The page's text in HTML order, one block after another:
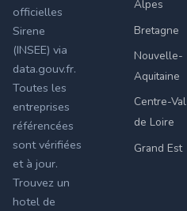
officielles
Sirene
(INSEE) via
data.gouv.fr.
Toutes les
entreprises
référencées
sont vérifiées
et à jour.
Trouvez un
hotel de
Alpes
Bretagne
Nouvelle-
Aquitaine
Centre-Val
de Loire
Grand Est